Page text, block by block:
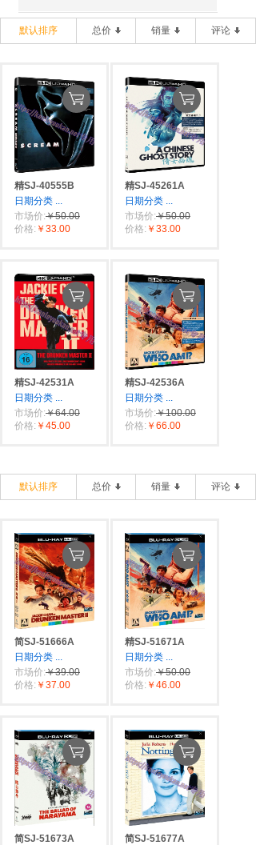
默认排序 总价 销量 评论
精SJ-40555B
日期分类 ...
市场价:￥50.00
价格: ￥33.00
精SJ-45261A
日期分类 ...
市场价:￥50.00
价格: ￥33.00
精SJ-42531A
日期分类 ...
市场价:￥64.00
价格: ￥45.00
精SJ-42536A
日期分类 ...
市场价:￥100.00
价格: ￥66.00
默认排序 总价 销量 评论
简SJ-51666A
日期分类 ...
市场价:￥39.00
价格: ￥37.00
精SJ-51671A
日期分类 ...
市场价:￥50.00
价格: ￥46.00
简SJ-51673A
简SJ-51677A